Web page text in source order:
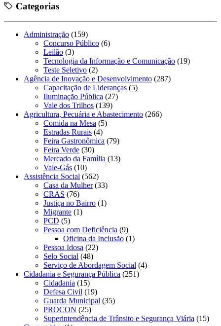
Categorias
Administração (159)
Concurso Público (6)
Leilão (3)
Tecnologia da Informação e Comunicação (19)
Teste Seletivo (2)
Agência de Inovação e Desenvolvimento (287)
Capacitação de Lideranças (5)
Iluminação Pública (27)
Vale dos Trilhos (139)
Agricultura, Pecuária e Abastecimento (266)
Comida na Mesa (5)
Estradas Rurais (4)
Feira Gastronômica (79)
Feira Verde (30)
Mercado da Família (13)
Vale-Gás (10)
Assistência Social (562)
Casa da Mulher(33)
CRAS (76)
Justiça no Bairro (1)
Migrante (1)
PCD (5)
Pessoa com Deficiência (9)
Oficina da Inclusão (1)
Pessoa Idosa (22)
Selo Social (48)
Serviço de Abordagem Social (4)
Cidadania e Segurança Pública (251)
Cidadania (15)
Defesa Civil (19)
Guarda Municipal (35)
PROCON (25)
Superintendência de Trânsito e Segurança Viária (15)